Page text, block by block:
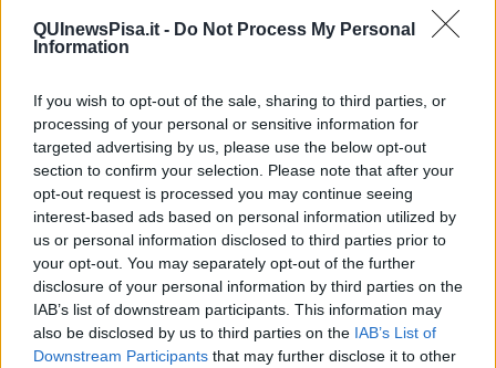
QUInewsPisa.it - Do Not Process My Personal
Information
If you wish to opt-out of the sale, sharing to third parties, or
processing of your personal or sensitive information for
targeted advertising by us, please use the below opt-out
section to confirm your selection. Please note that after your
opt-out request is processed you may continue seeing
interest-based ads based on personal information utilized by
us or personal information disclosed to third parties prior to
your opt-out. You may separately opt-out of the further
disclosure of your personal information by third parties on the
IAB’s list of downstream participants. This information may
also be disclosed by us to third parties on the IAB’s List of
Downstream Participants that may further disclose it to other
​Chi sono i genitori elicottero
Come è davvero la terapia
​L’importanza della comunicazione in famiglia
​Il diritto ad essere disconnessi
​Il pensiero dicotomico e la salute mentale
​Consigli di lettura per genitori e non solo
​La Clownterapia
​Differenze tra persone frustrate e non
L’invisibile fatica mentale
Vacanze a km zero
​Buone Vacan(si)e!
​Il lato positivo delle cose
​Storie antiche di tempi moderni
​Quello che alle mamme non dicono
Adultescenza